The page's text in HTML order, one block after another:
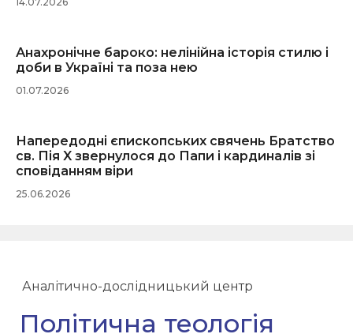
Анахронічне бароко: нелінійна історія стилю і
доби в Україні та поза нею
01.07.2026
Напередодні єпископських свячень Братство
св. Пія X звернулося до Папи і кардиналів зі
сповіданням віри
25.06.2026
Аналітично-дослідницький центр
Політична теологія